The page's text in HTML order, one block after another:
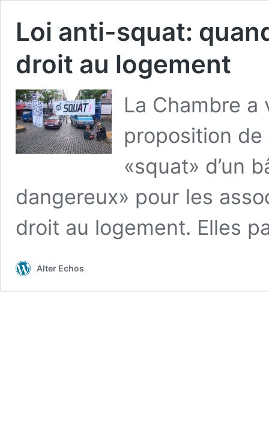
Loi anti-squat:
droit au logement
La Chambre
proposition
«squat» d’un
dangereux» pour les
droit au logement. Elles
Alter Echos